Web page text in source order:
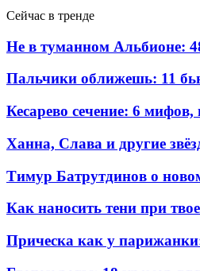
Сейчас в тренде
Не в туманном Альбионе:
Пальчики оближешь: 11
Кесарево сечение: 6
Ханна, Слава и другие
Тимур Батрутдинов о
Как наносить тени при
Прическа как у